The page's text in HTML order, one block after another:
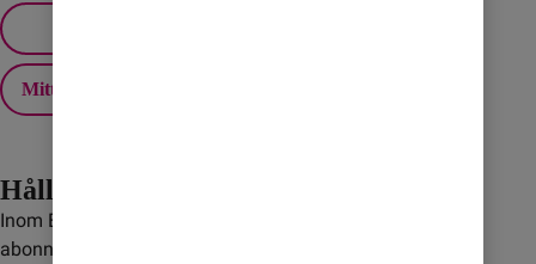
Mitt konto
Håll koll på roaming
Inom EU/EES ingår fri utlandssurf för de flesta av våra
abonnemang och kontantkort, men det gäller inte i övriga